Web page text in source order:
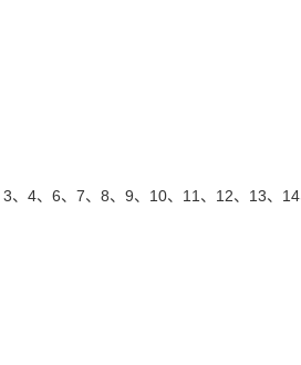
4、6、7、8、9、10、11、12、13、